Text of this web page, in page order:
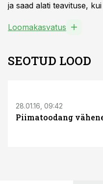
ja saad alati teavituse,
Loomakasvatus
SEOTUD LOOD
28.01.16, 09:42
Piimatoodang